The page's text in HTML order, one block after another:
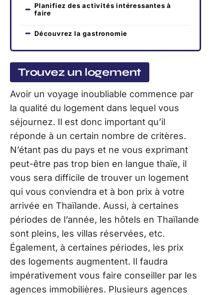
Planifiez des activités intéressantes à
faire
Découvrez la gastronomie
Trouvez un logement
Avoir un voyage inoubliable commence par
la qualité du logement dans lequel vous
séjournez. Il est donc important qu’il
réponde à un certain nombre de critères.
N’étant pas du pays et ne vous exprimant
peut-être pas trop bien en langue thaïe, il
vous sera difficile de trouver un logement
qui vous conviendra et à bon prix à votre
arrivée en Thaïlande. Aussi, à certaines
périodes de l’année, les hôtels en Thaïlande
sont pleins, les villas réservées, etc.
Également, à certaines périodes, les prix
des logements augmentent. Il faudra
impérativement vous faire conseiller par les
agences immobilières. Plusieurs agences